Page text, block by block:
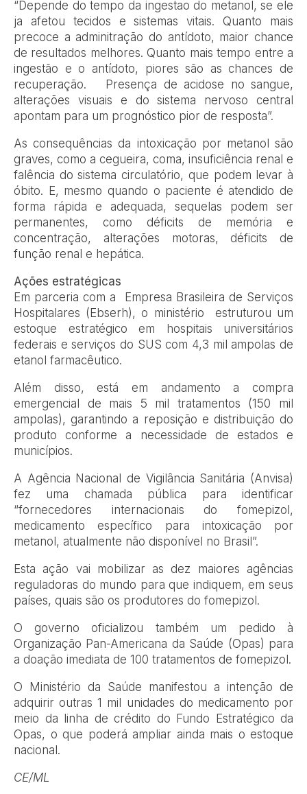
“Depende do tempo da ingestao do metanol, se ele
ja afetou tecidos e sistemas vitais. Quanto mais
precoce a adminitração do antídoto, maior chance
de resultados melhores. Quanto mais tempo entre a
ingestão e o antídoto, piores são as chances de
recuperação. Presença de acidose no sangue,
alterações visuais e do sistema nervoso central
apontam para um prognóstico pior de resposta”.
As consequências da intoxicação por metanol são
graves, como a cegueira, coma, insuficiência renal e
falência do sistema circulatório, que podem levar à
óbito. E, mesmo quando o paciente é atendido de
forma rápida e adequada, sequelas podem ser
permanentes, como déficits de memória e
concentração, alterações motoras, déficits de
função renal e hepática.
Ações estratégicas
Em parceria com a Empresa Brasileira de Serviços
Hospitalares (Ebserh), o ministério estruturou um
estoque estratégico em hospitais universitários
federais e serviços do SUS com 4,3 mil ampolas de
etanol farmacêutico.
Além disso, está em andamento a compra
emergencial de mais 5 mil tratamentos (150 mil
ampolas), garantindo a reposição e distribuição do
produto conforme a necessidade de estados e
municípios.
A Agência Nacional de Vigilância Sanitária (Anvisa)
fez uma chamada pública para identificar
“fornecedores internacionais do fomepizol,
medicamento específico para intoxicação por
metanol, atualmente não disponível no Brasil”.
Esta ação vai mobilizar as dez maiores agências
reguladoras do mundo para que indiquem, em seus
países, quais são os produtores do fomepizol.
O governo oficializou também um pedido à
Organização Pan-Americana da Saúde (Opas) para
a doação imediata de 100 tratamentos de fomepizol.
O Ministério da Saúde manifestou a intenção de
adquirir outras 1 mil unidades do medicamento por
meio da linha de crédito do Fundo Estratégico da
Opas, o que poderá ampliar ainda mais o estoque
nacional.
CE/ML